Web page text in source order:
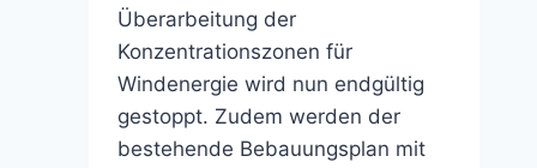
Überarbeitung der
Konzentrationszonen für
Windenergie wird nun endgültig
gestoppt. Zudem werden der
bestehende Bebauungsplan mit